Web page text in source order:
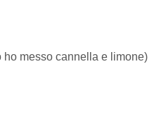
ho messo cannella e limone)